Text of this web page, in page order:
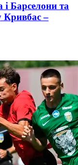
і Барселони та
Кривбас –